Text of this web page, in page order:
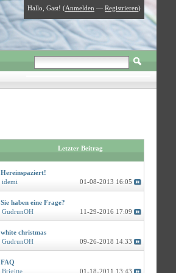
Hallo, Gast! (Anmelden — Registrieren)
Letzter Beitrag
Hereinspaziert!
idemi 01-08-2013 16:05
Sie haben eine Frage?
GudrunOH 11-29-2016 17:09
white christmas
GudrunOH 09-26-2018 14:33
FAQ
Brigitte 01-18-2011 13:43